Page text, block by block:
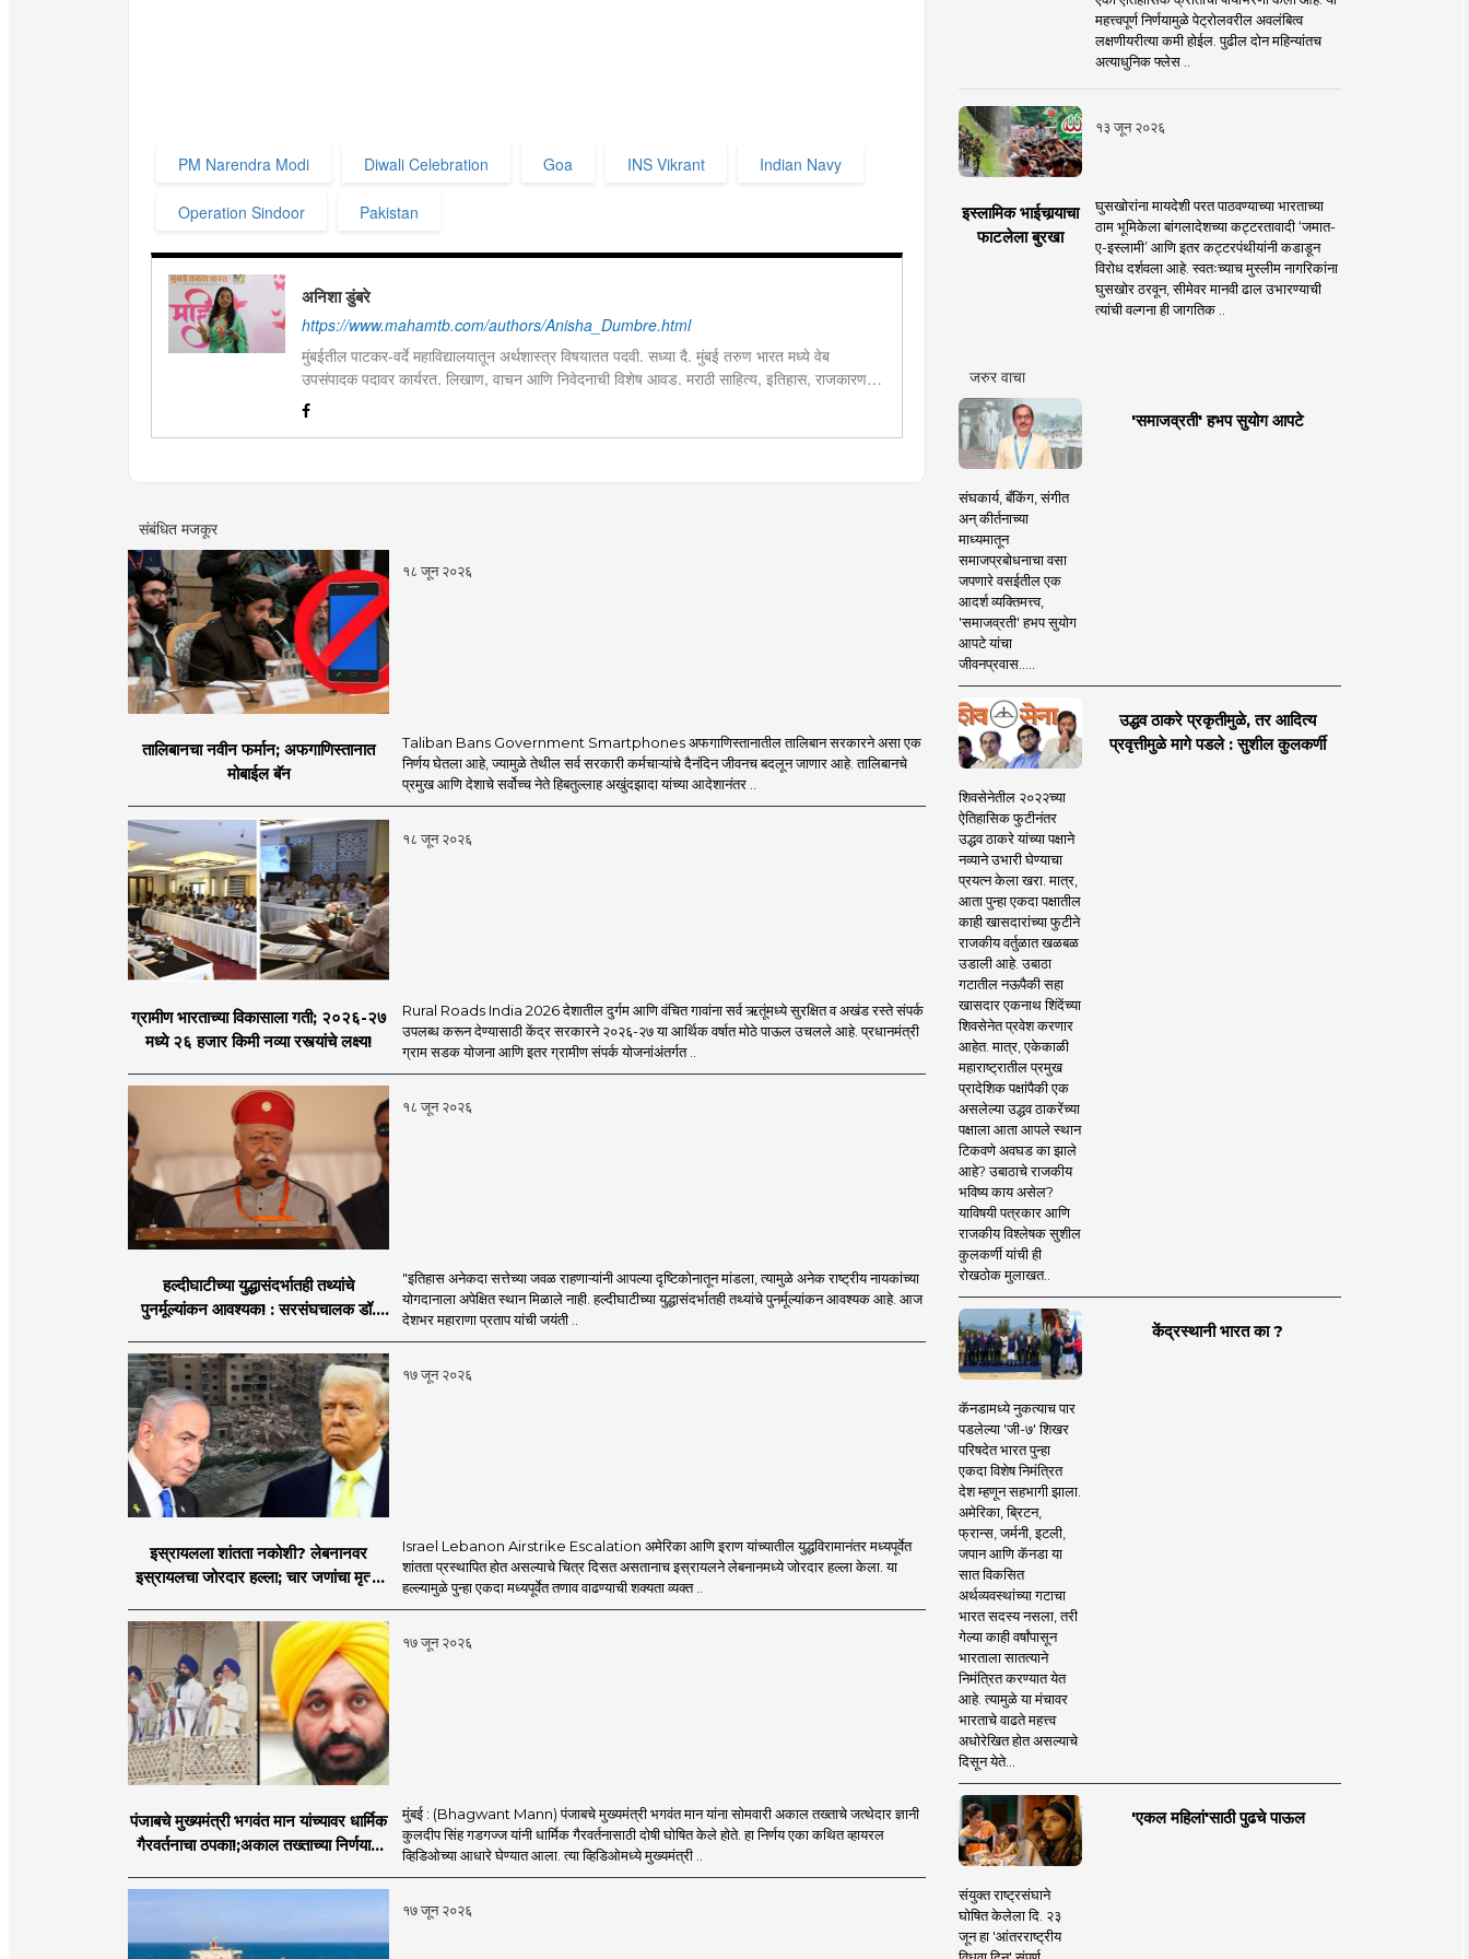
PM Narendra Modi Diwali Celebration Goa INS Vikrant Indian Navy
Operation Sindoor Pakistan
अनिशा डुंबरे
https://www.mahamtb.com/authors/Anisha_Dumbre.html
मुंबईतील पाटकर-वर्दे महाविद्यालयातून अर्थशास्त्र विषयातत पदवी. सध्या दै. मुंबई तरुण भारत मध्ये वेब
उपसंपादक पदावर कार्यरत. लिखाण, वाचन आणि निवेदनाची विशेष आवड. मराठी साहित्य, इतिहास, राजकारण,
आणि मनोरंजन विषयांत रस. महाविद्यालयीन काळात वक्तृत्व, कथाकथन, काव्यवाचन स्पर्धांमध्ये सहभाग आणि
पारितोषिके.\
संबंधित मजकूर
१८ जून २०२६
तालिबानचा नवीन फर्मान; अफगाणिस्तानात
मोबाईल बॅन
Taliban Bans Government Smartphones अफगाणिस्तानातील तालिबान सरकारने असा एक
निर्णय घेतला आहे, ज्यामुळे तेथील सर्व सरकारी कर्मचाऱ्यांचे दैनंदिन जीवनच बदलून जाणार आहे. तालिबानचे
प्रमुख आणि देशाचे सर्वोच्च नेते हिबतुल्लाह अखुंदझादा यांच्या आदेशानंतर ..
१८ जून २०२६
ग्रामीण भारताच्या विकासाला गती; २०२६-२७
मध्ये २६ हजार किमी नव्या रस्त्यांचे लक्ष्य!
Rural Roads India 2026 देशातील दुर्गम आणि वंचित गावांना सर्व ऋतूंमध्ये सुरक्षित व अखंड रस्ते संपर्क
उपलब्ध करून देण्यासाठी केंद्र सरकारने २०२६-२७ या आर्थिक वर्षात मोठे पाऊल उचलले आहे. प्रधानमंत्री
ग्राम सडक योजना आणि इतर ग्रामीण संपर्क योजनांअंतर्गत ..
१८ जून २०२६
हल्दीघाटीच्या युद्धासंदर्भातही तथ्यांचे
पुनर्मूल्यांकन आवश्यक! : सरसंघचालक डॉ.
"इतिहास अनेकदा सत्तेच्या जवळ राहणाऱ्यांनी आपल्या दृष्टिकोनातून मांडला, त्यामुळे अनेक राष्ट्रीय नायकांच्या
योगदानाला अपेक्षित स्थान मिळाले नाही. हल्दीघाटीच्या युद्धासंदर्भातही तथ्यांचे पुनर्मूल्यांकन आवश्यक आहे. आज
देशभर महाराणा प्रताप यांची जयंती ..
१७ जून २०२६
इस्रायलला शांतता नकोशी? लेबनानवर
इस्रायलचा जोरदार हल्ला; चार जणांचा मृत्यू,
Israel Lebanon Airstrike Escalation अमेरिका आणि इराण यांच्यातील युद्धविरामानंतर मध्यपूर्वेत
शांतता प्रस्थापित होत असल्याचे चित्र दिसत असतानाच इस्रायलने लेबनानमध्ये जोरदार हल्ला केला. या
हल्ल्यामुळे पुन्हा एकदा मध्यपूर्वेत तणाव वाढण्याची शक्यता व्यक्त ..
१७ जून २०२६
पंजाबचे मुख्यमंत्री भगवंत मान यांच्यावर धार्मिक
गैरवर्तनाचा ठपका!;अकाल तख्ताच्या निर्णयाने
मुंबई : (Bhagwant Mann) पंजाबचे मुख्यमंत्री भगवंत मान यांना सोमवारी अकाल तख्ताचे जत्थेदार ज्ञानी
कुलदीप सिंह गडगज्ज यांनी धार्मिक गैरवर्तनासाठी दोषी घोषित केले होते. हा निर्णय एका कथित व्हायरल
व्हिडिओच्या आधारे घेण्यात आला. त्या व्हिडिओमध्ये मुख्यमंत्री ..
१७ जून २०२६
महत्त्वपूर्ण निर्णयामुळे पेट्रोलवरील अवलंबित्व
लक्षणीयरीत्या कमी होईल. पुढील दोन महिन्यांतच
अत्याधुनिक फ्लेस ..
१३ जून २०२६
इस्लामिक भाईचार्‍याचा
फाटलेला बुरखा
घुसखोरांना मायदेशी परत पाठवण्याच्या भारताच्या
ठाम भूमिकेला बांगलादेशच्या कट्टरतावादी ‘जमात-
ए-इस्लामी’ आणि इतर कट्टरपंथीयांनी कडाडून
विरोध दर्शवला आहे. स्वतःच्याच मुस्लीम नागरिकांना
घुसखोर ठरवून, सीमेवर मानवी ढाल उभारण्याची
त्यांची वल्गना ही जागतिक ..
जरुर वाचा
'समाजव्रती' हभप सुयोग आपटे
संघकार्य, बँकिंग, संगीत
अन् कीर्तनाच्या
माध्यमातून
समाजप्रबोधनाचा वसा
जपणारे वसईतील एक
आदर्श व्यक्तिमत्त्व,
'समाजव्रती' हभप सुयोग
आपटे यांचा
जीवनप्रवास.....
उद्धव ठाकरे प्रकृतीमुळे, तर आदित्य
प्रवृत्तीमुळे मागे पडले : सुशील कुलकर्णी
शिवसेनेतील २०२२च्या
ऐतिहासिक फुटीनंतर
उद्धव ठाकरे यांच्या पक्षाने
नव्याने उभारी घेण्याचा
प्रयत्न केला खरा. मात्र,
आता पुन्हा एकदा पक्षातील
काही खासदारांच्या फुटीने
राजकीय वर्तुळात खळबळ
उडाली आहे. उबाठा
गटातील नऊपैकी सहा
खासदार एकनाथ शिंदेंच्या
शिवसेनेत प्रवेश करणार
आहेत. मात्र, एकेकाळी
महाराष्ट्रातील प्रमुख
प्रादेशिक पक्षांपैकी एक
असलेल्या उद्धव ठाकरेंच्या
पक्षाला आता आपले स्थान
टिकवणे अवघड का झाले
आहे? उबाठाचे राजकीय
भविष्य काय असेल?
याविषयी पत्रकार आणि
राजकीय विश्लेषक सुशील
कुलकर्णी यांची ही
रोखठोक मुलाखत..
केंद्रस्थानी भारत का ?
कॅनडामध्ये नुकत्याच पार
पडलेल्या 'जी-७' शिखर
परिषदेत भारत पुन्हा
एकदा विशेष निमंत्रित
देश म्हणून सहभागी झाला.
अमेरिका, ब्रिटन,
फ्रान्स, जर्मनी, इटली,
जपान आणि कॅनडा या
सात विकसित
अर्थव्यवस्थांच्या गटाचा
भारत सदस्य नसला, तरी
गेल्या काही वर्षांपासून
भारताला सातत्याने
निमंत्रित करण्यात येत
आहे. त्यामुळे या मंचावर
भारताचे वाढते महत्त्व
अधोरेखित होत असल्याचे
दिसून येते...
'एकल महिलां'साठी पुढचे पाऊल
संयुक्त राष्ट्रसंघाने
घोषित केलेला दि. २३
जून हा 'आंतरराष्ट्रीय